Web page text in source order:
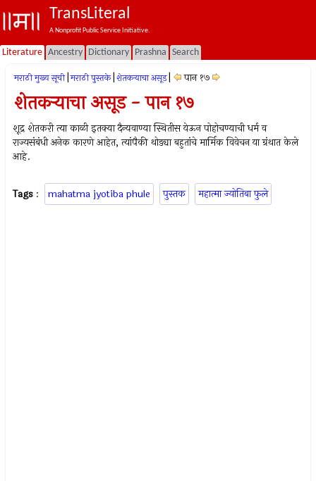
TransLiteral
A Nonprofit Public Service Initiative.
Literature Ancestry Dictionary Prashna Search
मराठी मुख्य सूची मराठी पुस्तके शेतकर्‍याचा असूड पान १७
शेतकर्‍याचा असूड - पान १७
शूद्र शेतकरी त्या काळी इतक्या दैन्यवाण्या स्थितीस येऊन पोहोचण्याची धर्म व
राज्यसंबंधी अनेक कारणे आहेत, त्यांपैकी थोड्या बहुतांचे मार्मिक विवेचन या ग्रंथात केले
आहे.
Tags : mahatma jyotiba phule पुस्तक महात्मा ज्योतिबा फुले